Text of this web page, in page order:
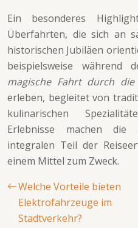
Ein besonderes
Überfahrten, die sich an
historischen Jubiläen
beispielsweise während
magische Fahrt durch
erleben, begleitet von
kulinarischen
Erlebnisse machen die
integralen Teil der
einem Mittel zum Zweck.
Welche Vorteile bieten
Elektrofahrzeuge im
Stadtverkehr?